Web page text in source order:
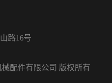
路16号
配件有限公司 版权所有